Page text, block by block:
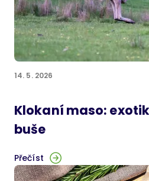
14. 5. 2026
Klokaní maso:
buše
Přečíst